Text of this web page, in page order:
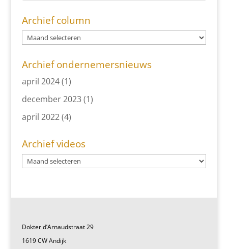
Archief column
Archief ondernemersnieuws
april 2024(1)
december 2023(1)
april 2022(4)
Archief videos
Dokter d’Arnaudstraat 29
1619 CW Andijk